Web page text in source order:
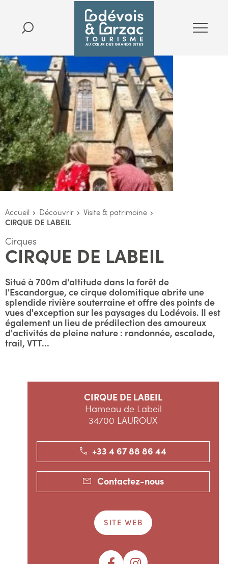
Accueil Découvrir
Visite & patrimoine
CIRQUE DE LABEIL
Cirques
CIRQUE DE LABEIL
Situé à 700m d'altitude dans la forêt de
l'Escandorgue, ce cirque dolomitique abrite une
splendide rivière souterraine et offre des points de
vues d'exception sur les paysages du Lodévois. Il est
également un lieu de prédilection des amoureux
d'activités de pleine nature : randonnée, escalade,
trail, VTT...
CIRQUE DE LABEIL
Hameau de Labeil
34700 LAUROUX
+33 4 67 88 86 44
Contactez-nous
SITE WEB